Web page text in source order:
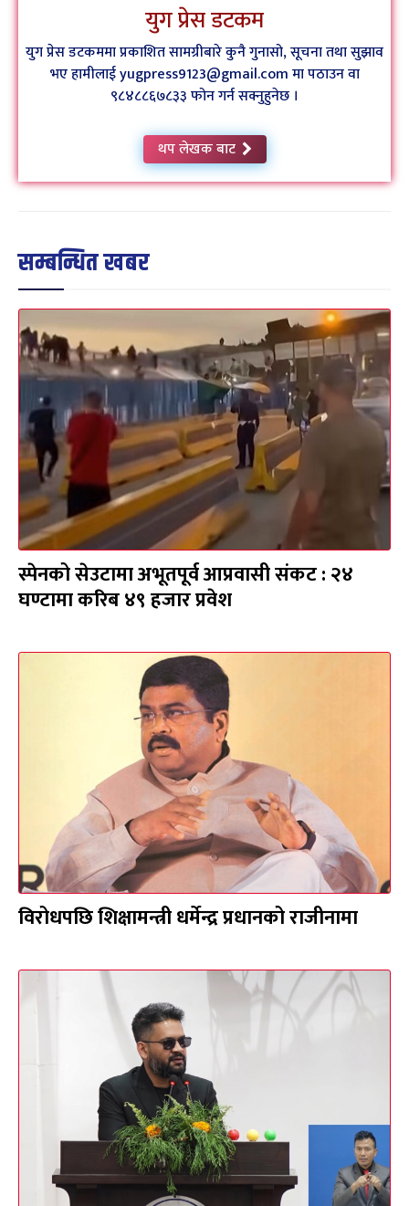
युग प्रेस डटकम
युग प्रेस डटकममा प्रकाशित सामग्रीबारे कुनै गुनासो, सूचना तथा सुझाव
भए हामीलाई yugpress9123@gmail.com मा पठाउन वा
९८४८८६७८३३ फोन गर्न सक्नुहुनेछ ।
थप लेखक बाट
सम्बन्धित खबर
स्पेनको सेउटामा अभूतपूर्व आप्रवासी संकट : २४
घण्टामा करिब ४९ हजार प्रवेश
विरोधपछि शिक्षामन्त्री धर्मेन्द्र प्रधानको राजीनामा